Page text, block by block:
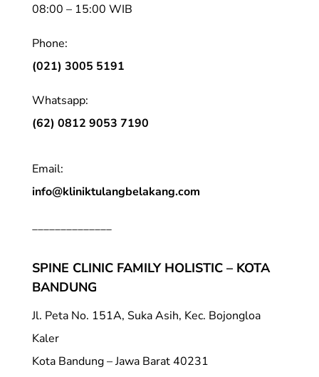
08:00 – 15:00 WIB
Phone:
(021) 3005 5191
Whatsapp:
(62) 0812 9053 7190
Email:
info@kliniktulangbelakang.com
______________
SPINE CLINIC FAMILY HOLISTIC – KOTA
BANDUNG
Jl. Peta No. 151A, Suka Asih, Kec. Bojongloa
Kaler
Kota Bandung – Jawa Barat 40231